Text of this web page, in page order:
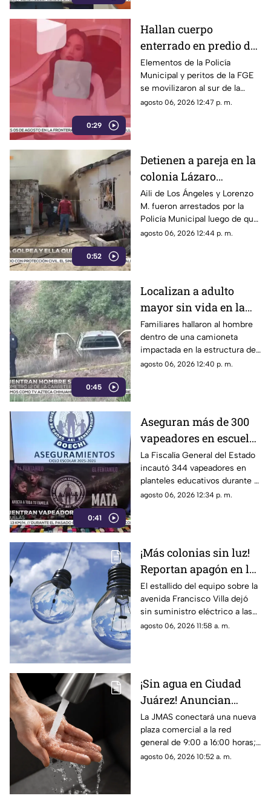
0:29
Hallan cuerpo
enterrado en predio de
la colonia División del
Norte en Chihuahua
Elementos de la Policía
Municipal y peritos de la FGE
se movilizaron al sur de la
capital tras el descubrimiento
agosto 06, 2026 12:47 p. m.
0:52
Detienen a pareja en la
colonia Lázaro
Cárdenas tras riña,
agresión física y un
incendio
Aili de Los Ángeles y Lorenzo
M. fueron arrestados por la
Policía Municipal luego de que
el hombre agrediera a la mujer
agosto 06, 2026 12:44 p. m.
0:45
Localizan a adulto
mayor sin vida en la
carretera de
Cuahtémoc; habría
sufrido infarto al
volante
Familiares hallaron al hombre
dentro de una camioneta
impactada en la estructura de
un puente a la altura del
agosto 06, 2026 12:40 p. m.
0:41
Aseguran más de 300
vapeadores en escuelas
de Chihuahua; detectan
dispositivo wax
La Fiscalía General del Estado
incautó 344 vapeadores en
planteles educativos durante el
ciclo escolar 2025-2026; 36
agosto 06, 2026 12:34 p. m.
¡Más colonias sin luz!
Reportan apagón en la
zona de Altavista tras
explosión de
transformador
El estallido del equipo sobre la
avenida Francisco Villa dejó
sin suministro eléctrico a las
colonias Altavista, Insurgentes
agosto 06, 2026 11:58 a. m.
¡Sin agua en Ciudad
Juárez! Anuncian
suspensión del servicio
para este viernes 7 de
agosto
La JMAS conectará una nueva
plaza comercial a la red
general de 9:00 a 16:00 horas;
habrá baja presión, suspensión
agosto 06, 2026 10:52 a. m.